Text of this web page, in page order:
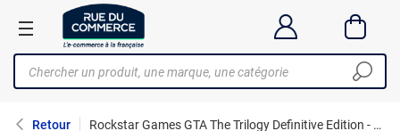
Retour Rockstar Games GTA The Trilogy Definitive Edition - Switch